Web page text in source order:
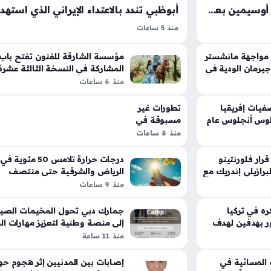
سيميوني يتحرك لضم فيكتور أوسيمين بعد موافقة النجم النيجيري على شروط أتلتيكو مدريد
سيميوني
لتعزيز…
مواجهة مانشستر
الودية في
إفريقيا
لوس أنجلوس عام
فلورنتينو
إندريك مع
في تركيا
بهدفين لهدف
المسائية في
منذ 5 ساعات
يؤثر بشكل مباشر على استقرار الملاحة الدولية وأمن
الطاقة العالمي، حيث أدانت الدول العربية هذا
العدواني الذي طال سفينة تابعة لشركة…
مؤسسة الشارقة للفنون تفتح باب
المشاركة في النسخة الثالثة
معرض وجهة نظر
منذ 6 ساعات
تطورات غير
مسبوقة في
ملف القدس
الإماراتي
الميداني في
المدينة
منذ 8 ساعات
درجات حرارة تلامس 50 مئوية في
الرياض والشرقية حتى منتصف
أغسطس المقبل
منذ 9 ساعات
جمارك دبي تحول المخيمات
إلى منصة وطنية لتعزيز مهارات
القادم
منذ 11 ساعة
إصابات بين المدنيين إثر هجوم